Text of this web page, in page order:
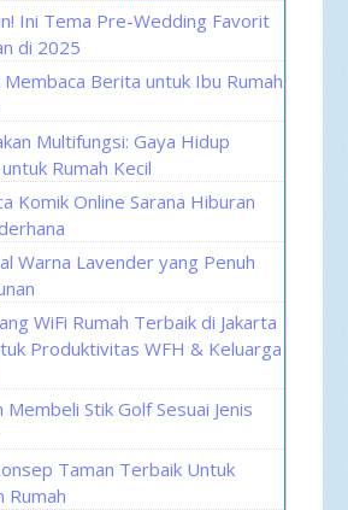
Ini Tema Pre-Wedding Favorit
di 2025
Berita untuk Ibu Rumah
Multifungsi: Gaya Hidup
Rumah Kecil
Komik Online Sarana Hiburan
Warna Lavender yang Penuh
WiFi Rumah Terbaik di Jakarta
Produktivitas WFH & Keluarga
Membeli Stik Golf Sesuai Jenis
Taman Terbaik Untuk
Rumah